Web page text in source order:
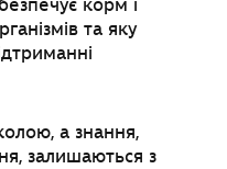
корм і
та яку
а знання,
залишаються з